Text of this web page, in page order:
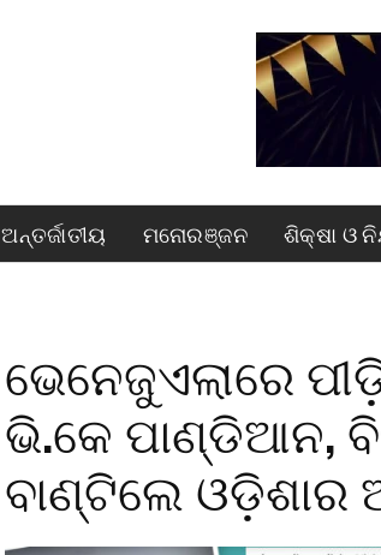
ଅନ୍ତର୍ଜାତୀୟ ମନୋରଞ୍ଜନ ଶିକ୍ଷା ଓ
ଭେନେଜୁଏଲାରେ
ଭି.କେ ପାଣ୍ଡିଆନ,
ବାଣ୍ଟିଲେ ଓଡ଼ିଶାର